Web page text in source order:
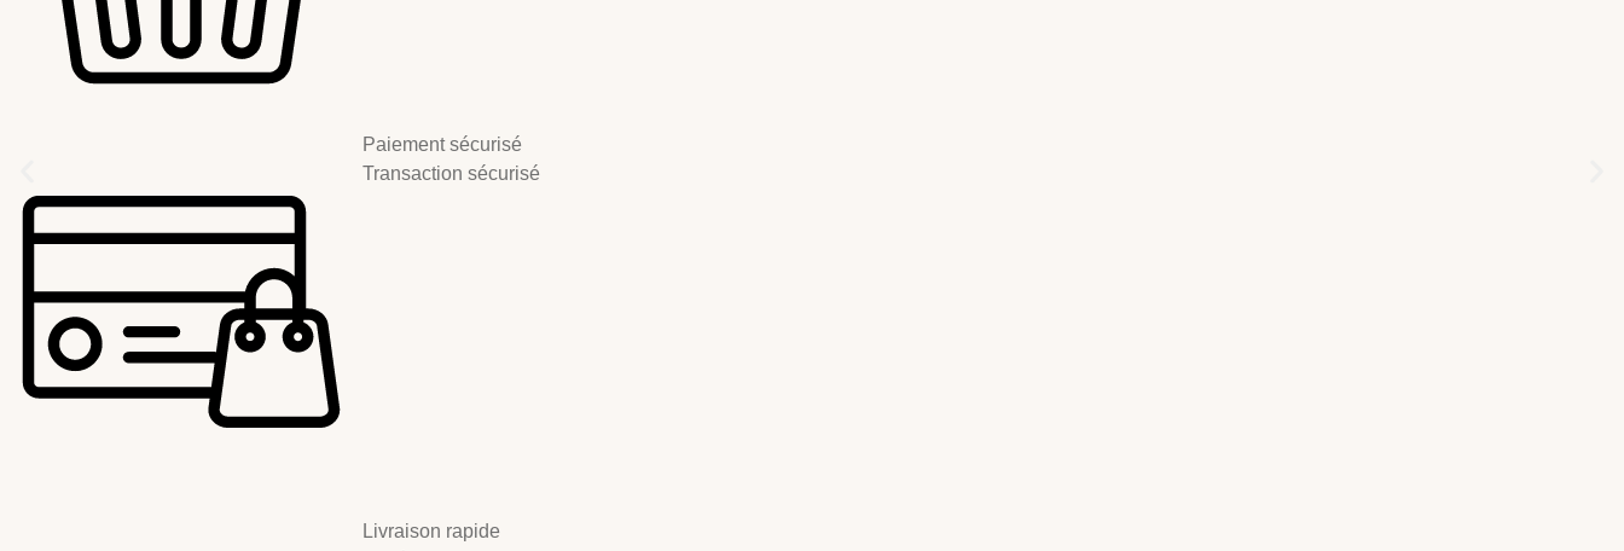
Paiement sécurisé
Transaction sécurisé
Livraison rapide